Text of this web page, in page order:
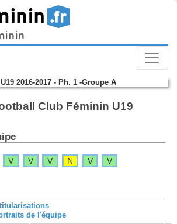
2016-2017 - Ph. 1 -Groupe A
Club Féminin U19
V V V N V V
de l'équipe